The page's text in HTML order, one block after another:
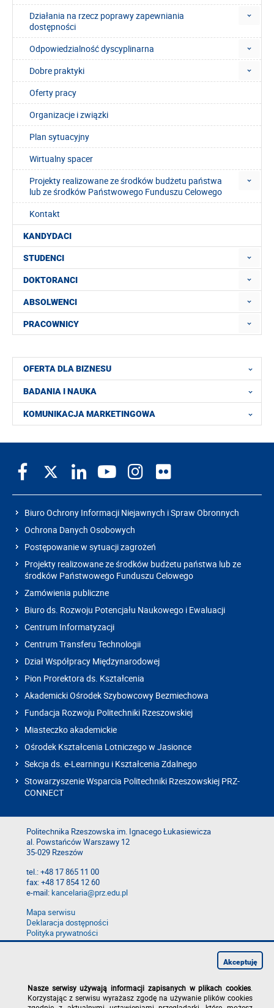
Działania na rzecz poprawy zapewniania
dostępności
Odpowiedzialność dyscyplinarna
Dobre praktyki
Oferty pracy
Organizacje i związki
Plan sytuacyjny
Wirtualny spacer
Projekty realizowane ze środków budżetu państwa
lub ze środków Państwowego Funduszu Celowego
Kontakt
KANDYDACI
STUDENCI
DOKTORANCI
ABSOLWENCI
PRACOWNICY
OFERTA DLA BIZNESU
BADANIA I NAUKA
KOMUNIKACJA MARKETINGOWA
Biuro Ochrony Informacji Niejawnych i Spraw Obronnych
Ochrona Danych Osobowych
Postępowanie w sytuacji zagrożeń
Projekty realizowane ze środków budżetu państwa lub ze
środków Państwowego Funduszu Celowego
Zamówienia publiczne
Biuro ds. Rozwoju Potencjału Naukowego i Ewaluacji
Centrum Informatyzacji
Centrum Transferu Technologii
Dział Współpracy Międzynarodowej
Pion Prorektora ds. Kształcenia
Akademicki Ośrodek Szybowcowy Bezmiechowa
Fundacja Rozwoju Politechniki Rzeszowskiej
Miasteczko akademickie
Ośrodek Kształcenia Lotniczego w Jasionce
Sekcja ds. e-Learningu i Kształcenia Zdalnego
Stowarzyszenie Wsparcia Politechniki Rzeszowskiej PRZ-
CONNECT
Politechnika Rzeszowska im. Ignacego Łukasiewicza
al. Powstańców Warszawy 12
35-029 Rzeszów
tel.: +48 17 865 11 00
fax: +48 17 854 12 60
e-mail:kancelaria@prz.edu.pl
Mapa serwisu
Deklaracja dostępności
Polityka prywatności
Zgłoś błąd na stronie
Nasze serwisy używają informacji zapisanych w plikach cookies
Korzystając z serwisu wyrażasz zgodę na używanie plików cookies
Akceptuję